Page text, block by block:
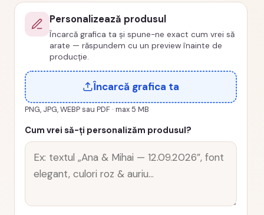
cod
PRZ-
0024-
CANAIN
Personalizează produsul
Încarcă grafica ta și spune-ne exact cum vrei să
arate — răspundem cu un preview înainte de
producție.
Încarcă grafica ta
PNG, JPG, WEBP sau PDF · max 5 MB
Cum vrei să-ți personalizăm produsul?